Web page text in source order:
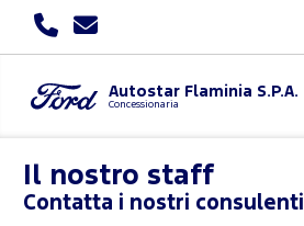
Autostar Flaminia S.P.A.
Concessionaria
Il nostro staff
Contatta i nostri consulenti